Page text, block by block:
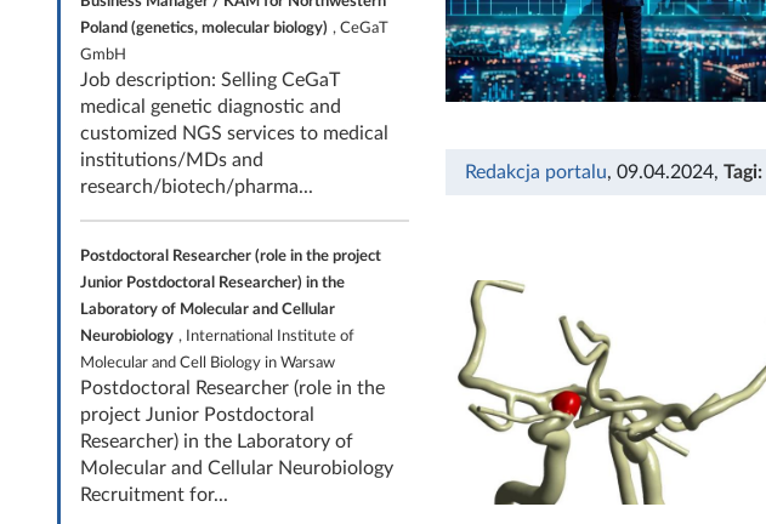
Poland (genetics, molecular biology) , CeGaT
GmbH
Job description: Selling CeGaT
medical genetic diagnostic and
customized NGS services to medical
institutions/MDs and
research/biotech/pharma...
Postdoctoral Researcher (role in the project
Junior Postdoctoral Researcher) in the
Laboratory of Molecular and Cellular
Neurobiology , International Institute of
Molecular and Cell Biology in Warsaw
Postdoctoral Researcher (role in the
project Junior Postdoctoral
Researcher) in the Laboratory of
Molecular and Cellular Neurobiology
Recruitment for...
Redakcja portalu, 09.04.2024, Tagi: